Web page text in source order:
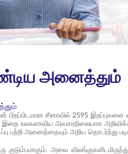
அனைத்தும்
சீனாவில் 2595 இறப்புகளை
இதை உலகளாவிய அவசரநிலையாக
பற்றி அனைத்தையும் அறிய தொடர்ந்து
அவை